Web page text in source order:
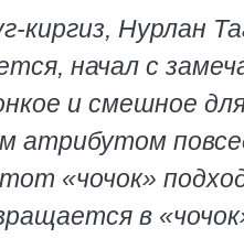
киргиз, Нурлан
начал с
и смешное
атрибутом
«чочок»
в